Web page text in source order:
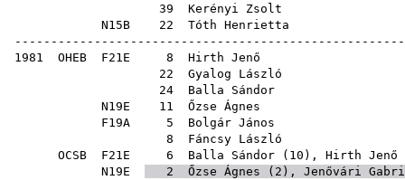
39
Kerényi Zsolt
N15B 22
Tóth Henrietta
1981 OHEB F21E 8
Hirth Jenő
22
Gyalog László
24
Balla Sándor
N19E 11
Őzse Ágnes
F19A 5
Bolgár János
8
Fáncsy László
OCSB F21E 6 Balla Sándor ( 10 ), Hirth Jenő
N19E
2 Őzse Ágnes ( 2 ), Jenővári